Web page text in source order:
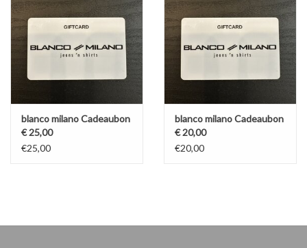
blanco milano Cadeaubon
€ 25,00
€25,00
blanco milano Cadeaubon
€ 20,00
€20,00